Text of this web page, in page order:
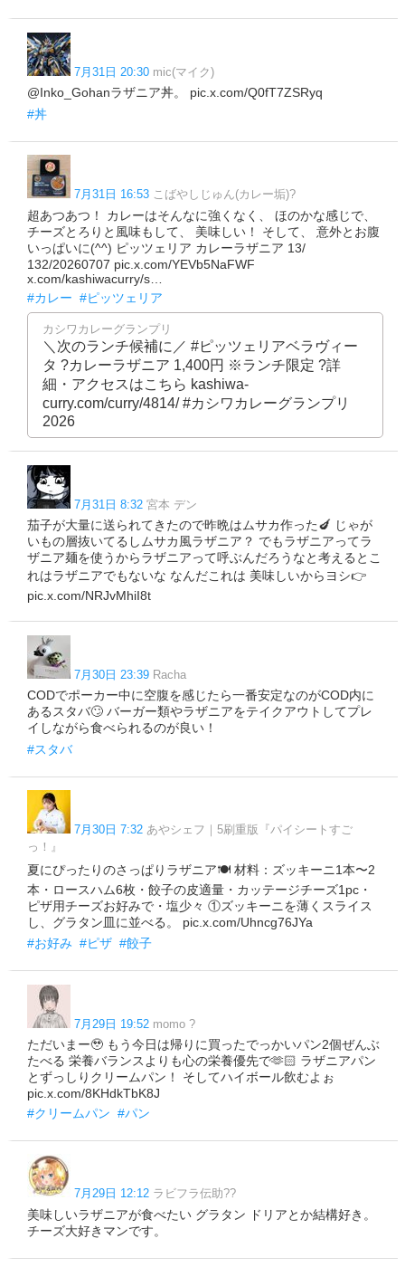
7月31日 20:30 mic(マイク)
@Inko_Gohanラザニア丼。 pic.x.com/Q0fT7ZSRyq
#丼
7月31日 16:53 こばやしじゅん(カレー垢)?
超あつあつ！ カレーはそんなに強くなく、 ほのかな感じで、
チーズとろりと風味もして、 美味しい！ そして、 意外とお腹
いっぱいに(^^) ピッツェリア カレーラザニア 13/
132/20260707 pic.x.com/YEVb5NaFWF
x.com/kashiwacurry/s…
#カレー #ピッツェリア
カシワカレーグランプリ
＼次のランチ候補に／ #ピッツェリアベラヴィー
タ ?カレーラザニア 1,400円 ※ランチ限定 ?詳
細・アクセスはこちら kashiwa-
curry.com/curry/4814/ #カシワカレーグランプリ
2026
7月31日 8:32 宮本 デン
茄子が大量に送られてきたので昨晩はムサカ作った🍆 じゃが
いもの層抜いてるしムサカ風ラザニア？ でもラザニアってラ
ザニア麺を使うからラザニアって呼ぶんだろうなと考えるとこ
れはラザニアでもないな なんだこれは 美味しいからヨシ👉
pic.x.com/NRJvMhiI8t
7月30日 23:39 Racha
CODでポーカー中に空腹を感じたら一番安定なのがCOD内に
あるスタバ🙄 バーガー類やラザニアをテイクアウトしてプレ
イしながら食べられるのが良い！
#スタバ
7月30日 7:32 あやシェフ｜5刷重版『パイシートすご
っ！』
夏にぴったりのさっぱりラザニア🍽️ 材料：ズッキーニ1本〜2
本・ロースハム6枚・餃子の皮適量・カッテージチーズ1pc・
ピザ用チーズお好みで・塩少々 ①ズッキーニを薄くスライス
し、グラタン皿に並べる。 pic.x.com/Uhncg76JYa
#お好み #ピザ #餃子
7月29日 19:52 momo ?
ただいまー🥹 もう今日は帰りに買ったでっかいパン2個ぜんぶ
たべる 栄養バランスよりも心の栄養優先で🫶🏻 ラザニアパン
とずっしりクリームパン！ そしてハイボール飲むよぉ
pic.x.com/8KHdkTbK8J
#クリームパン #パン
7月29日 12:12 ラビフラ伝助??
美味しいラザニアが食べたい グラタン ドリアとか結構好き。
チーズ大好きマンです。